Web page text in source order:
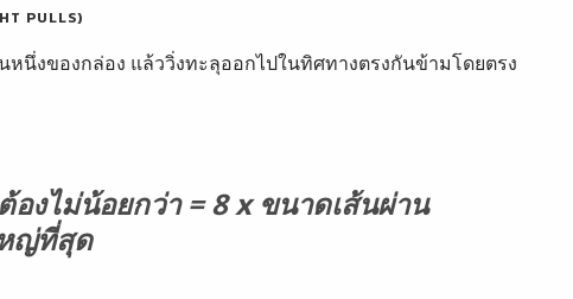
PULLS)
นึ่งของกล่อง แล้ววิ่งทะลุออกไปในทิศทางตรงกันข้ามโดยตรง
องไม่น้อยกว่า = 8 x ขนาดเส้นผ่าน
ญ่ที่สุด